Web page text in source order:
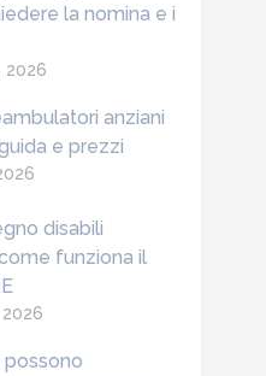
la nomina e i
2026
anziani
e prezzi
disabili
funziona il
possono